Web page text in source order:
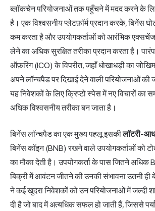
ब्लॉकचेन परियोजनाओं तक पहुँचने में मदद करने के
है। एक विश्वसनीय प्लेटफ़ॉर्म प्रदान करके, बिनेंस
कम करता है और उपयोगकर्ताओं को आरंभिक
लेने का अधिक सुरक्षित तरीका प्रदान करता है।
ऑफ़रिंग (ICO) के विपरीत, जहाँ धोखाधड़ी का जोखिम
अपने लॉन्चपैड पर दिखाई देने वाली परियोजनाओं
यह निवेशकों के लिए क्रिप्टो स्पेस में नए विचारों का
अधिक विश्वसनीय तरीका बन जाता है।
बिनेंस लॉन्चपैड का एक मुख्य पहलू इसकीलॉटरी-
बिनेंस कॉइन (BNB) रखने वाले उपयोगकर्ताओं को
का मौका देती है। उपयोगकर्ता के पास जितने अधिक
बिक्री में आवंटन जीतने की उनकी संभावना उतनी ही
ने कई खुदरा निवेशकों को उन परियोजनाओं में जल्दी
दी है जो बाद में अत्यधिक सफल हो जाती हैं, जिससे